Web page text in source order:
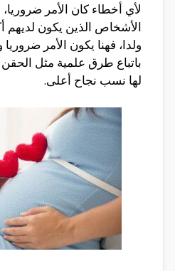
لأي أخطاء كان الأمر
الأشخاص الذين يكون لديهم
ولدا، فهنا يكون الأمر
باتباع طرق علمية مثل
لها نسب نجاح أعلى.